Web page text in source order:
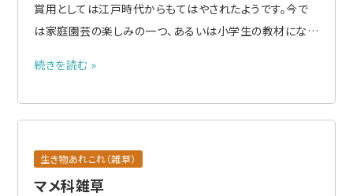
賞用としては江戸時代からもてはやされたようです。今で
は家庭園芸の楽しみの一つ、あるいは小学生の教材になっ
から抜け出して雑草化したもの、帰化雑 草様々です。観賞
ルバルコ..
続きを読む »
生き物あれこれ（雑草）
マメ科雑草